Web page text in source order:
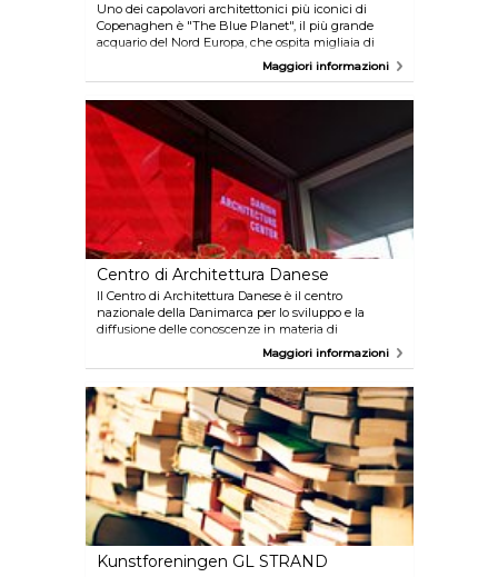
Uno dei capolavori architettonici più iconici di
Copenaghen è "The Blue Planet", il più grande
acquario del Nord Europa, che ospita migliaia di
animali e contiene 7 milioni di litri d'acqua. La visita
all'acquario è un'esperienza unica che combina
ambiente unico, sicuramente da non perdere!
Maggiori informazioni
Centro di Architettura Danese
Il Centro di Architettura Danese è il centro
nazionale della Danimarca per lo sviluppo e la
diffusione delle conoscenze in materia di
architettura, edilizia e sviluppo urbano. Offre mostre
temporanee, conferenze, dibattiti e numerosi eventi
con la migliore selezione di libri sull'architettura e
sul design.
Maggiori informazioni
Kunstforeningen GL STRAND